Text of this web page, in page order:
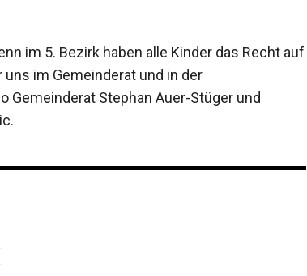
im 5. Bezirk haben alle Kinder das Recht auf
im Gemeinderat und in der
Gemeinderat Stephan Auer-Stüger und